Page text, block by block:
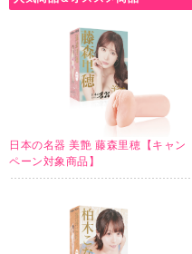
日本の名器 美艶 藤森里穂【キャン
ペーン対象商品】